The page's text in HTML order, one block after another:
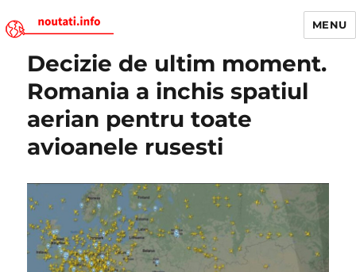
Noutati.Info
MENU
Decizie de ultim moment.
Romania a inchis spatiul
aerian pentru toate
avioanele rusesti